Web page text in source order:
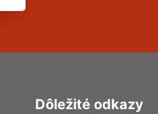
Dôležité odkazy